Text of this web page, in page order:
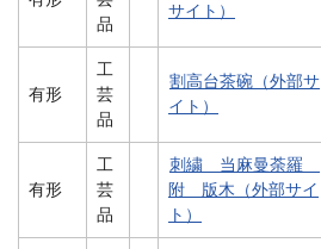
品
サイト）
有形
工
芸
品
割高台茶碗（外部サ
イト）
有形
工
芸
品
刺繍 当麻曼荼羅
附 版木（外部サイ
ト）